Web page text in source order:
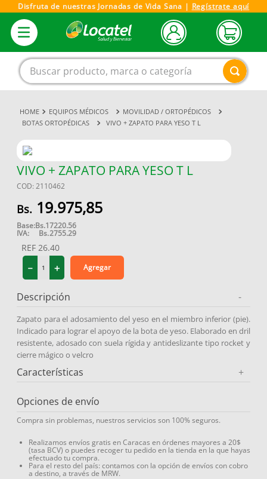
Disfruta de nuestras Jornadas de Vida Sana | Regístrate aquí
Buscar producto, marca o categoría
EQUIPOS MÉDICOS
MOVILIDAD / ORTOPÉDICOS
BOTAS ORTOPÉDICAS
VIVO + ZAPATO PARA YESO T L
VIVO + ZAPATO PARA YESO T L
COD: 2110462
19.975,85
Base:Bs.17220.56
IVA: Bs.2755.29
REF 26.40
＋
－ Agregar
Descripción -
Zapato para el adosamiento del yeso en el miembro inferior (pie).
Indicado para lograr el apoyo de la bota de yeso. Elaborado en dril
resistente, adosado con suela rígida y antideslizante tipo rocket y
cierre mágico o velcro
Características +
Opciones de envío
Compra sin problemas, nuestros servicios son 100% seguros.
Realizamos envíos gratis en Caracas en órdenes mayores a 20$
(tasa BCV) o puedes recoger tu pedido en la tienda en la que hayas
efectuado tu compra.
Para el resto del país: contamos con la opción de envíos con cobro
a destino, a través de MRW.
1.
magnesio
3 .
4
vitamina c
.
.
protector solar
10. medias compresión